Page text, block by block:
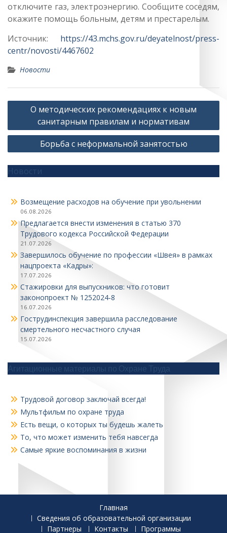
отключите газ, электроэнергию. Сообщите соседям,
окажите помощь больным, детям и престарелым.
Источник: https://43.mchs.gov.ru/deyatelnost/press-
centr/novosti/4467602
Новости
Навигация
записям
О методических рекомендациях к новым
санитарным правилам и нормативам
Борьба с неформальной занятостью
Новости
Возмещение расходов на обучение при увольнении
06.08.2026
Предлагается внести изменения в статью 370
Трудового кодекса Российской Федерации
21.07.2026
Завершилось обучение по профессии «Швея» в рамках
нацпроекта «Кадры»:
17.07.2026
Стажировки для выпускников: что готовит
законопроект № 1252024‑8
16.07.2026
Гострудинспекция завершила расследование
смертельного несчастного случая
15.07.2026
Агитационные материалы по Охране Труда
Трудовой договор заключай всегда!
Мультфильм по охране труда
Есть вещи, о которых ты будешь жалеть
То, что может изменить тебя навсегда
Самые яркие воспоминания в жизни
Главная
Сведения об образовательной организации
Партнеры
Контакты Программы